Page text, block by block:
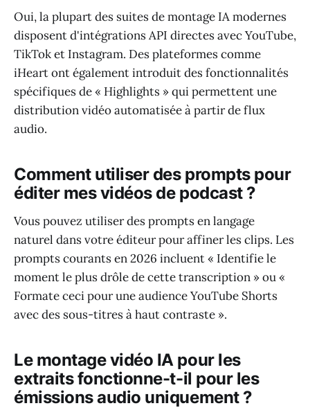
Oui, la plupart des suites de montage IA modernes
disposent d'intégrations API directes avec YouTube,
TikTok et Instagram. Des plateformes comme
iHeart ont également introduit des fonctionnalités
spécifiques de « Highlights » qui permettent une
distribution vidéo automatisée à partir de flux
audio.
Comment utiliser des prompts pour
éditer mes vidéos de podcast ?
Vous pouvez utiliser des prompts en langage
naturel dans votre éditeur pour affiner les clips. Les
prompts courants en 2026 incluent « Identifie le
moment le plus drôle de cette transcription » ou «
Formate ceci pour une audience YouTube Shorts
avec des sous-titres à haut contraste ».
Le montage vidéo IA pour les
extraits fonctionne-t-il pour les
émissions audio uniquement ?